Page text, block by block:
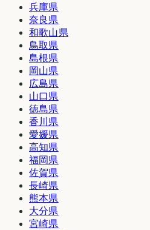
兵庫県
奈良県
和歌山県
鳥取県
島根県
岡山県
広島県
山口県
徳島県
香川県
愛媛県
高知県
福岡県
佐賀県
長崎県
熊本県
大分県
宮崎県